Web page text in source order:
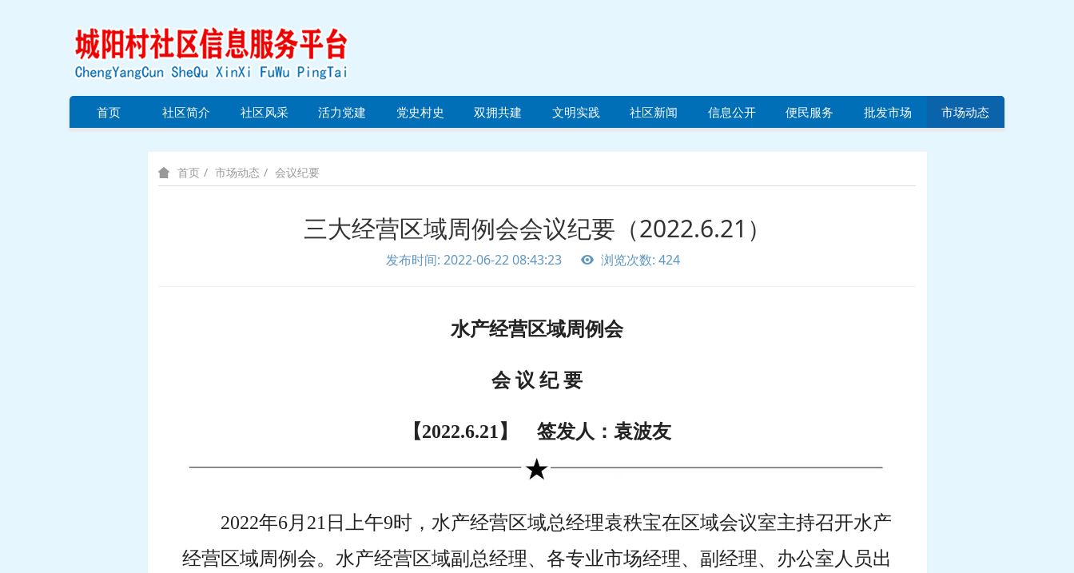
首页 社区简介 社区风采 活力党建 党史村史 双拥共建 文明实践 社区新闻 信息公开 便民服务 批发市场 市场动态
首页 市场动态 会议纪要
三大经营区域周例会会议纪要（2022.6.21）
发布时间: 2022-06-22 08:43:23 浏览次数: 424
水产经营区域周例会
会 议 纪 要
【2022.6.21】 签发人：袁波友
2022年6月21日上午9时，水产经营区域总经理袁秩宝在区域会议室主持召开水产
经营区域周例会。水产经营区域副总经理、各专业市场经理、副经理、办公室人员出